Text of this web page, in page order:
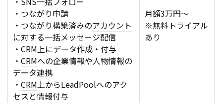
・つながり申請
・つながり構築済みのアカウント
に対する一括メッセージ配信
・ CRM上にデータ作成・付与
・ CRMへの企業情報や人物情報の
データ連携
・ CRM上からLeadPoolへのアク
セスと情報付与
月額3万円〜
※無料トライアル
あり